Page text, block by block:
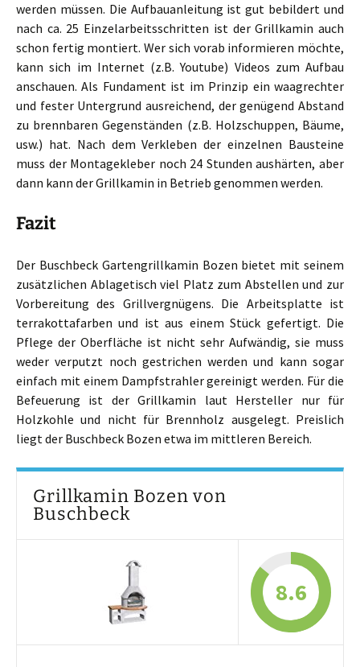
werden müssen. Die Aufbauanleitung ist gut bebildert und
nach ca. 25 Einzelarbeitsschritten ist der Grillkamin auch
schon fertig montiert. Wer sich vorab informieren möchte,
kann sich im Internet (z.B. Youtube) Videos zum Aufbau
anschauen. Als Fundament ist im Prinzip ein waagrechter
und fester Untergrund ausreichend, der genügend Abstand
zu brennbaren Gegenständen (z.B. Holzschuppen, Bäume,
usw.) hat. Nach dem Verkleben der einzelnen Bausteine
muss der Montagekleber noch 24 Stunden aushärten, aber
dann kann der Grillkamin in Betrieb genommen werden.
Fazit
Der Buschbeck Gartengrillkamin Bozen bietet mit seinem
zusätzlichen Ablagetisch viel Platz zum Abstellen und zur
Vorbereitung des Grillvergnügens. Die Arbeitsplatte ist
terrakottafarben und ist aus einem Stück gefertigt. Die
Pflege der Oberfläche ist nicht sehr Aufwändig, sie muss
weder verputzt noch gestrichen werden und kann sogar
einfach mit einem Dampfstrahler gereinigt werden. Für die
Befeuerung ist der Grillkamin laut Hersteller nur für
Holzkohle und nicht für Brennholz ausgelegt. Preislich
liegt der Buschbeck Bozen etwa im mittleren Bereich.
Grillkamin Bozen von
Buschbeck
8.6